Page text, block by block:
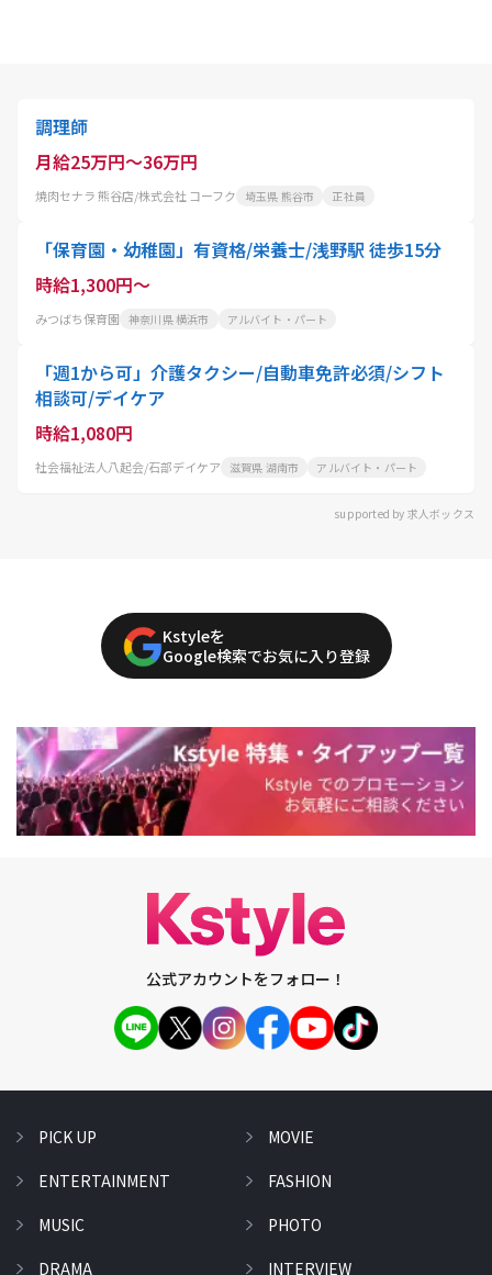
調理師
月給25万円～36万円
焼肉セナラ 熊谷店/株式会社 コーフク 埼玉県 熊谷市 正社員
「保育園・幼稚園」有資格/栄養士/浅野駅 徒歩15分
時給1,300円～
みつばち保育園 神奈川県 横浜市 アルバイト・パート
「週1から可」介護タクシー/自動車免許必須/シフト
相談可/デイケア
時給1,080円
社会福祉法人八起会/石部デイケア 滋賀県 湖南市 アルバイト・パート
supported by 求人ボックス
Kstyleを
Google検索でお気に入り登録
公式アカウントをフォロー！
PICK UP
ENTERTAINMENT
MUSIC
DRAMA
MOVIE
FASHION
PHOTO
INTERVIEW